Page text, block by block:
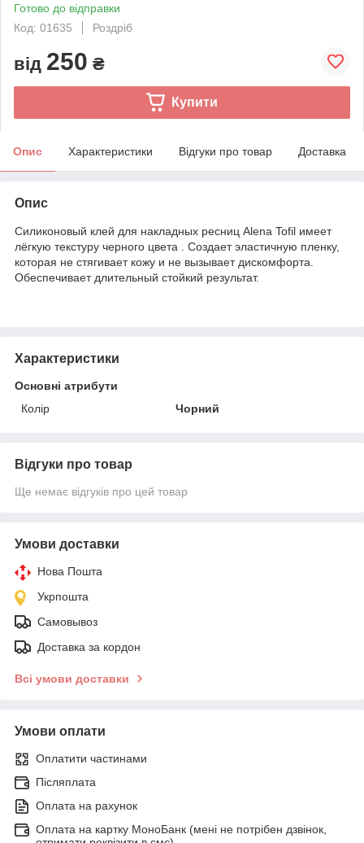
Готово до відправки
Код: 01635
Роздріб
від 250 ₴
Купити
Опис Характеристики Відгуки про товар Доставка
Опис
Силиконовый клей для накладных ресниц Alena Tofil имеет
лёгкую текстуру черного цвета . Создает эластичную пленку,
которая не стягивает кожу и не вызывает дискомфорта.
Обеспечивает длительный стойкий результат.
Характеристики
Основні атрибути
Колір
Чорний
Відгуки про товар
Ще немає відгуків про цей товар
Умови доставки
Нова Пошта
Укрпошта
Самовывоз
Доставка за кордон
Всі умови доставки
Умови оплати
Оплатити частинами
Післяплата
Оплата на рахунок
Оплата на картку МоноБанк (мені не потрібен дзвінок,